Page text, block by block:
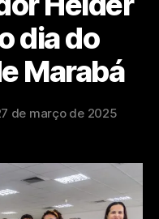
dia do
Marabá
de março de 2025